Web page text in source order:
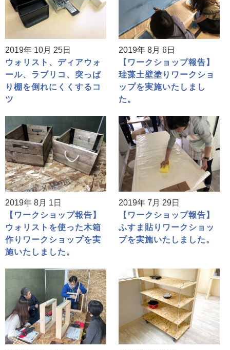
2019年 10月 25日
ウォリスト、ディアウォ
ール、ラブリコ、突っぱ
り棚を倒れにくくするコ
ツ
2019年 8月 6日
【ワークショップ報告】
珪藻土壁塗りワークショ
ップを実施いたしまし
た。
2019年 8月 1日
【ワークショップ報告】
ウォリストを使った木箱
作りワークショップを実
施いたしました。
2019年 7月 29日
【ワークショップ報告】
ふすま貼りワークショッ
プを実施いたしました。